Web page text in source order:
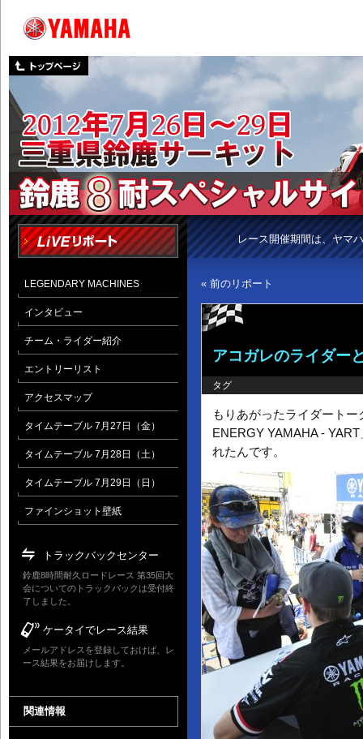
レース開催期間は、ヤマ
« 前のリポート
アコガレのライダー
タグ
もりあがったライダート
ENERGY YAMAHA -
れたんです。
LEGENDARY MACHINES
インタビュー
チーム・ライダー紹介
エントリーリスト
アクセスマップ
タイムテーブル 7月27日（金）
タイムテーブル 7月28日（土）
タイムテーブル 7月29日（日）
ファインショット壁紙
トラックバックセンター
鈴鹿8時間耐久ロードレース 第35回大
会についてのトラックバックは受付終
了しました。
ケータイでレース結果
メールアドレスを登録しておけば、レ
ース結果をお届けします。
関連情報